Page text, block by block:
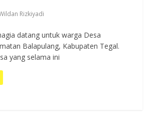
Rizkiyadi
datang untuk warga Desa
Balapulang, Kabupaten Tegal.
yang selama ini